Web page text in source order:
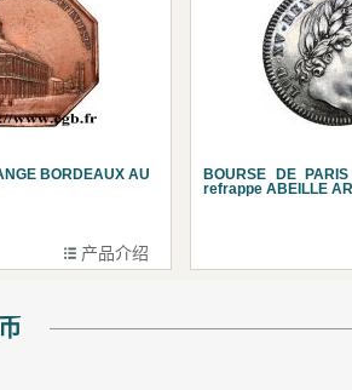
BORDEAUX AU
产品介绍
BOURSE DE
refrappe ABEILLE